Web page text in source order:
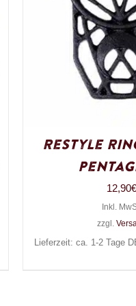
Restyle
12,90€
Inkl.
zzgl.
Lieferzeit: ca. 1-2 Tage